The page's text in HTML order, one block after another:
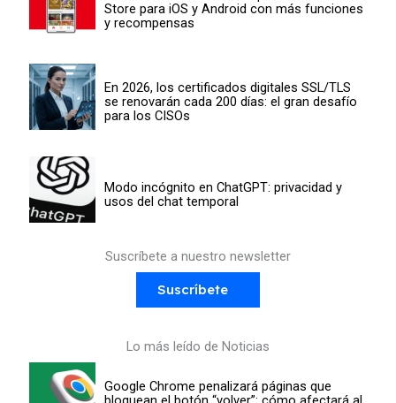
Store para iOS y Android con más funciones
y recompensas
En 2026, los certificados digitales SSL/TLS
se renovarán cada 200 días: el gran desafío
para los CISOs
Modo incógnito en ChatGPT: privacidad y
usos del chat temporal
Suscríbete a nuestro newsletter
Suscríbete
Lo más leído de Noticias
Google Chrome penalizará páginas que